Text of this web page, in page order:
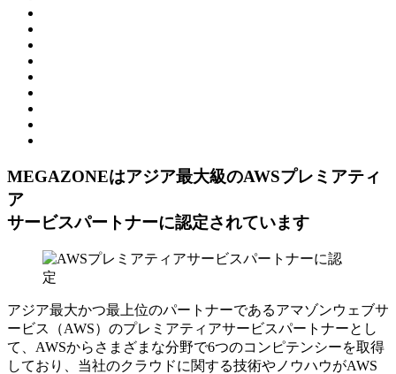
MEGAZONEはアジア最⼤級のAWSプレミアティ
ア
サービスパートナーに認定されています
アジア最大かつ最上位のパートナーであるアマゾンウェブサ
ービス（AWS）のプレミアティアサービスパートナーとし
て、AWSからさまざまな分野で6つのコンピテンシーを取得
しており、当社のクラウドに関する技術やノウハウがAWS